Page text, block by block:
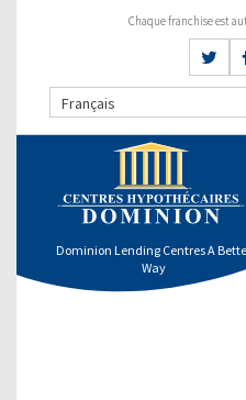
Chaque franchise est
Français
Dominion Lending Centres A
Way